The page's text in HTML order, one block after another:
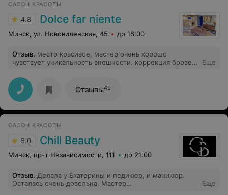
САЛОН КРАСОТЫ
4.8 Dolce far niente
Минск, ул. Нововиленская, 45 до 16:00
Отзыв. место красивое, мастер очень хорошо
чувствует уникальность внешности. коррекция бровей,
Еще
Отзывы49
САЛОН КРАСОТЫ
5.0 Chill Beauty
Минск, пр-т Независимости, 111 до 21:00
Отзыв. Делала у Екатерины и педикюр, и маникюр.
Осталась очень довольна. Мастер
Еще